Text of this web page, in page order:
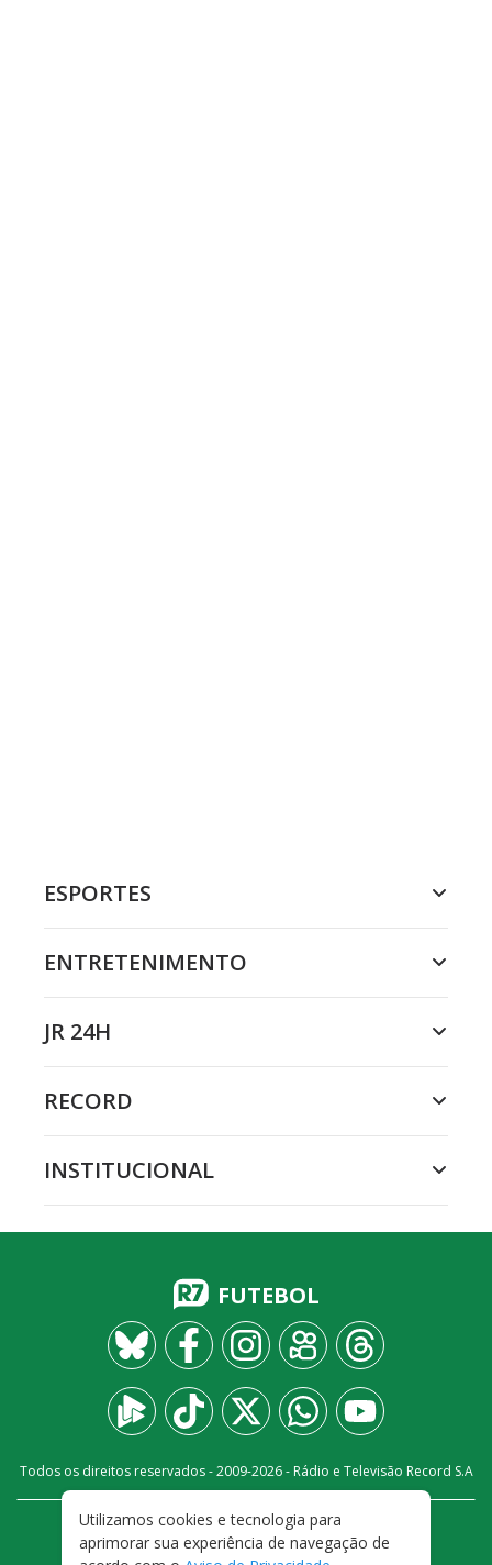
ESPORTES
ENTRETENIMENTO
JR 24H
RECORD
INSTITUCIONAL
FUTEBOL
Todos os direitos reservados - 2009-2026- Rádio e Televisão Record S.A
FALE CONOSCO
PRIVACIDADE
TERMOS E CONDIÇÕES DE USO
Utilizamos cookies e tecnologia para
aprimorar sua experiência de navegação de